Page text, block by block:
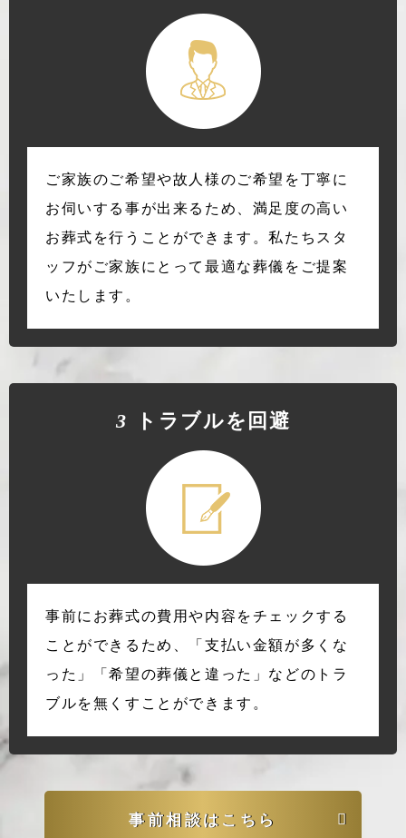
ご家族のご希望や故人様のご希望を丁寧に
お伺いする事が出来るため、満足度の高い
お葬式を行うことができます。私たちスタ
ッフがご家族にとって最適な葬儀をご提案
いたします。
3 トラブルを回避
事前にお葬式の費用や内容をチェックする
ことができるため、「支払い金額が多くな
った」「希望の葬儀と違った」などのトラ
ブルを無くすことができます。
事前相談はこちら